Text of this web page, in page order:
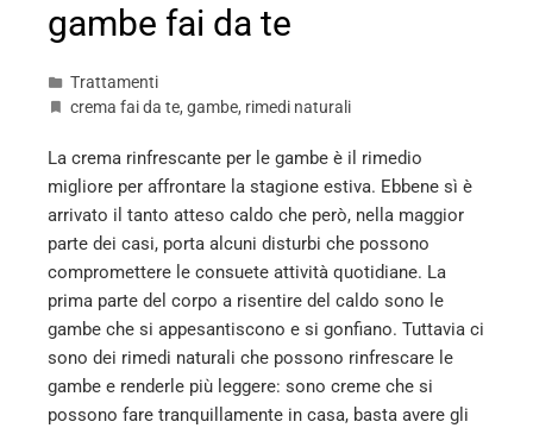
gambe fai da te
Trattamenti
crema fai da te, gambe, rimedi naturali
La crema rinfrescante per le gambe è il rimedio
migliore per affrontare la stagione estiva. Ebbene sì è
arrivato il tanto atteso caldo che però, nella maggior
parte dei casi, porta alcuni disturbi che possono
compromettere le consuete attività quotidiane. La
prima parte del corpo a risentire del caldo sono le
gambe che si appesantiscono e si gonfiano. Tuttavia ci
sono dei rimedi naturali che possono rinfrescare le
gambe e renderle più leggere: sono creme che si
possono fare tranquillamente in casa, basta avere gli